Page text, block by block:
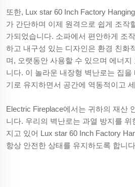
또한, Lux star 60 Inch Factory
가 간단하며 이제 원격으로 쉽게 조작
가되었습니다. 소파에서 편안하게 조
하고 내구성 있는 디자인은 환경 친화
며, 오랫동안 사용할 수 있으며 에너
니다. 이 놀라운 내장형 벽난로는 집을
기로 유지하면서 공간에 역동적이고
Electric Fireplace에서는 귀하의 재산
니다. 우리의 벽난로는 과열 방지를
지고 있어 Lux star 60 Inch Factory
항상 안전한 상태를 유지하도록 합니